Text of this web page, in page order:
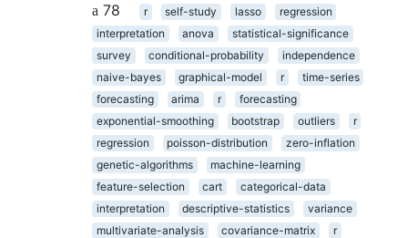
78
r self-study lasso
regression
interpretation
anova
statistical-significance
survey
conditional-probability
independence
naive-bayes
graphical-model r
time-series
forecasting
arima r
forecasting
exponential-smoothing
bootstrap outliers
r
regression
poisson-distribution
zero-inflation
genetic-algorithms
machine-learning
feature-selection
cart
categorical-data
interpretation
descriptive-statistics
variance
multivariate-analysis
covariance-matrix
r